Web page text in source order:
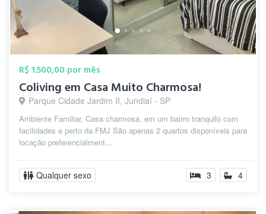
R$ 1.500,00 por mês
Coliving em Casa Muito Charmosa!
Parque Cidade Jardim II, Jundiaí - SP
Ambiente Familiar, Casa charmosa, em um bairro tranquilo com
facilidades e perto da FMJ São apenas 2 quartos disponíveis para
locação preferencialment...
Qualquer sexo 3 4